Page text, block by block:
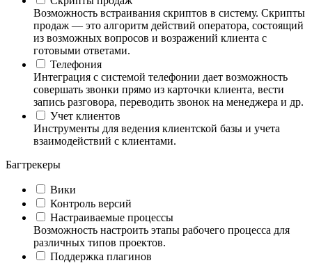
Возможность встраивания скриптов в систему. Скрипты
продаж — это алгоритм действий оператора, состоящий
из возможных вопросов и возражений клиента с
готовыми ответами.
Телефония
Интеграция с системой телефонии дает возможность
совершать звонки прямо из карточки клиента, вести
запись разговора, переводить звонок на менеджера и др.
Учет клиентов
Инструменты для ведения клиентской базы и учета
взаимодействий с клиентами.
Багтрекеры
Вики
Контроль версий
Настраиваемые процессы
Возможность настроить этапы рабочего процесса для
различных типов проектов.
Поддержка плагинов